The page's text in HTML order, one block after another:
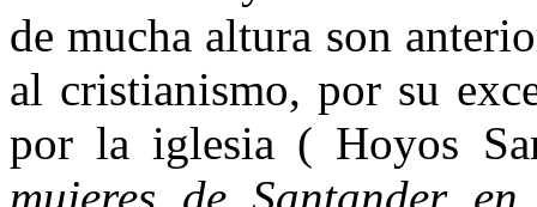
de mucha altura son
al cristianismo, por su
por la iglesia ( Hoyos
mujeres de Santander